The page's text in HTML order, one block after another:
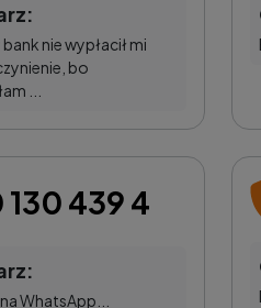
nie wypłacił mi
bo
...
439 4
WhatsApp...